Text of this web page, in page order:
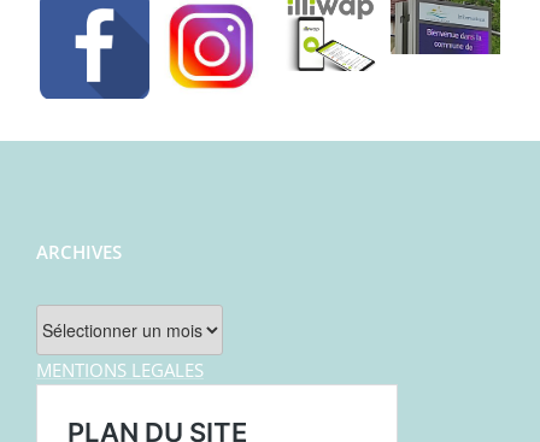
ARCHIVES
Archives
MENTIONS LEGALES